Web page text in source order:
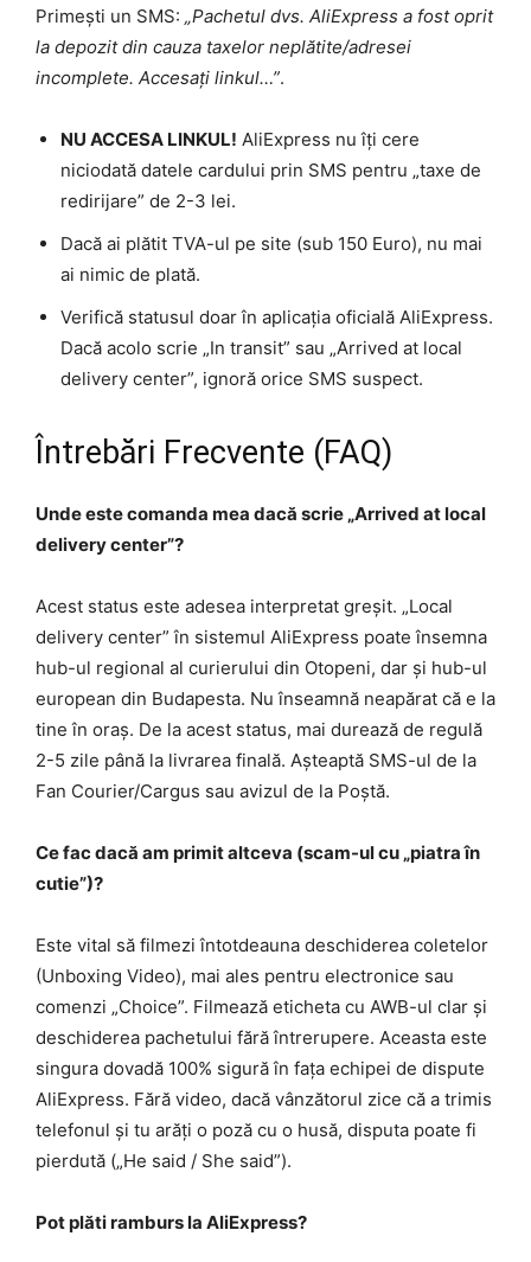
Primești un SMS: „Pachetul dvs. AliExpress a fost oprit
la depozit din cauza taxelor neplătite/adresei
incomplete. Accesați linkul…”.
NU ACCESA LINKUL! AliExpress nu îți cere
niciodată datele cardului prin SMS pentru „taxe de
redirijare” de 2-3 lei.
Dacă ai plătit TVA-ul pe site (sub 150 Euro), nu mai
ai nimic de plată.
Verifică statusul doar în aplicația oficială AliExpress.
Dacă acolo scrie „In transit” sau „Arrived at local
delivery center”, ignoră orice SMS suspect.
Întrebări Frecvente (FAQ)
Unde este comanda mea dacă scrie „Arrived at local
delivery center”?
Acest status este adesea interpretat greșit. „Local
delivery center” în sistemul AliExpress poate însemna
hub-ul regional al curierului din Otopeni, dar și hub-ul
european din Budapesta. Nu înseamnă neapărat că e la
tine în oraș. De la acest status, mai durează de regulă
2-5 zile până la livrarea finală. Așteaptă SMS-ul de la
Fan Courier/Cargus sau avizul de la Poștă.
Ce fac dacă am primit altceva (scam-ul cu „piatra în
cutie”)?
Este vital să filmezi întotdeauna deschiderea coletelor
(Unboxing Video), mai ales pentru electronice sau
comenzi „Choice”. Filmează eticheta cu AWB-ul clar și
deschiderea pachetului fără întrerupere. Aceasta este
singura dovadă 100% sigură în fața echipei de dispute
AliExpress. Fără video, dacă vânzătorul zice că a trimis
telefonul și tu arăți o poză cu o husă, disputa poate fi
pierdută („He said / She said”).
Pot plăti ramburs la AliExpress?